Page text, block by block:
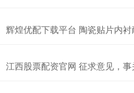
辉煌优配下载平台 陶瓷贴片内衬
江西股票配资官网 征求意见，